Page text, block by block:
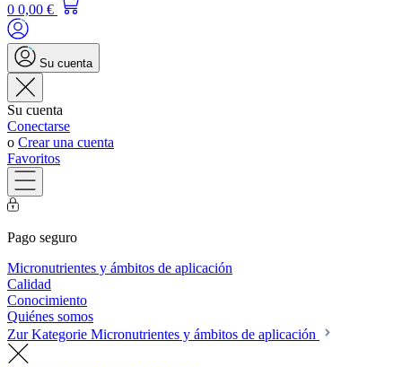
0 0,00 €
Su cuenta
Su cuenta
Conectarse
o Crear una cuenta
Favoritos
Pago seguro
Micronutrientes y ámbitos de aplicación
Calidad
Conocimiento
Quiénes somos
Zur Kategorie Micronutrientes y ámbitos de aplicación